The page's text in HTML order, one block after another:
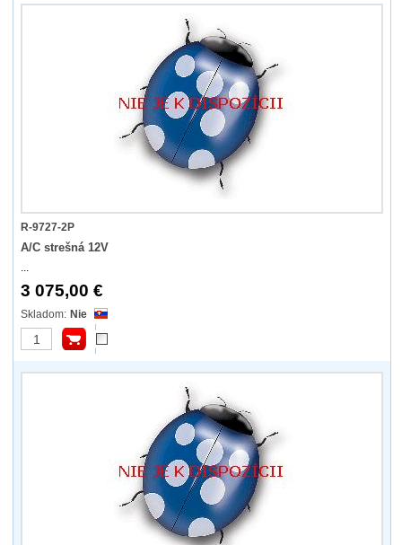
R-9727-2P
A/C strešná 12V
...
3 075,00 €
Nie